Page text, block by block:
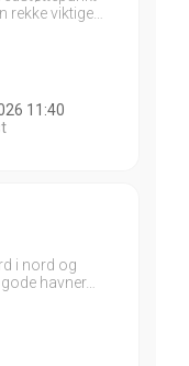
rekke viktige…
11:40
i nord og
havner…